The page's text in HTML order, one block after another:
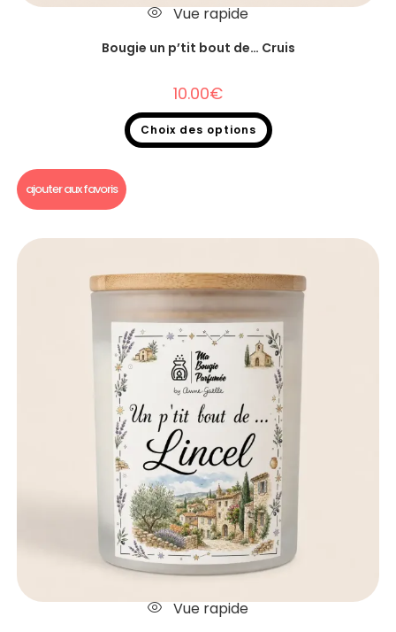
Vue rapide
Bougie un p’tit bout de… Cruis
10.00€
Choix des options
ajouter aux favoris
Vue rapide